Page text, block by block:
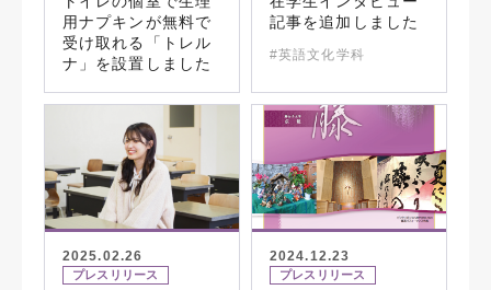
用ナプキンが無料で
受け取れる「トレル
ナ」を設置しました
記事を追加しました
#英語文化学科
2025.02.26
プレスリリース
2024.12.23
プレスリリース